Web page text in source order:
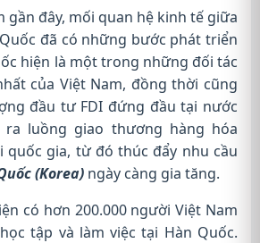
gần đây, mối quan hệ kinh tế giữa
đã có những bước phát triển
hiện là một trong những đối tác
của Việt Nam, đồng thời cũng
đầu tư FDI đứng đầu tại nước
luồng giao thương hàng hóa
quốc gia, từ đó thúc đẩy nhu cầu
(Korea) ngày càng gia tăng.
có hơn 200.000 người Việt Nam
tập và làm việc tại Hàn Quốc.